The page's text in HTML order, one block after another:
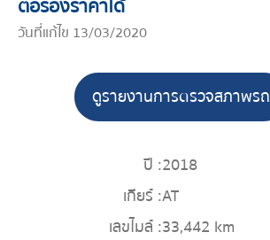
ต่อรองราคาได้
วันที่แก้ไข 13/03/2020
ดูรายงานการตรวจสภาพรถ
ปี :2018
เกียร์ :AT
เลขไมล์ :33,442 km